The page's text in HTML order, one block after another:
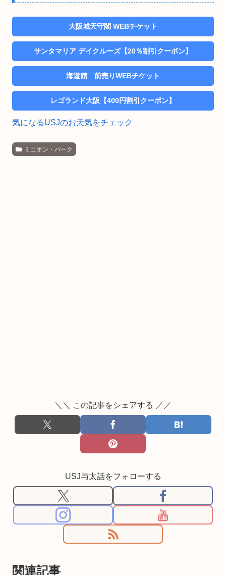
大阪城天守閣 WEBチケット
サンタマリア デイクルーズ【20％割引クーポン】
海遊館 前売りWEBチケット
レゴランド大阪【400円割引クーポン】
気になるUSJのお天気をチェック
ミニオン・パーク
＼＼ この記事をシェアする ／／
USJ与太話をフォローする
関連記事